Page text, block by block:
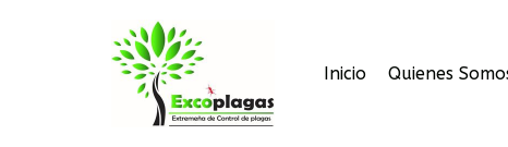
Inicio Quienes